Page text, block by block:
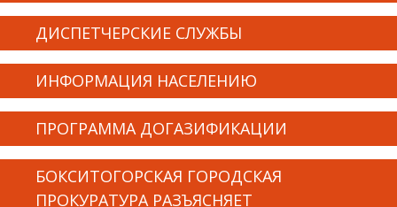
ДИСПЕТЧЕРСКИЕ СЛУЖБЫ
ИНФОРМАЦИЯ НАСЕЛЕНИЮ
ПРОГРАММА ДОГАЗИФИКАЦИИ
БОКСИТОГОРСКАЯ ГОРОДСКАЯ
ПРОКУРАТУРА РАЗЪЯСНЯЕТ